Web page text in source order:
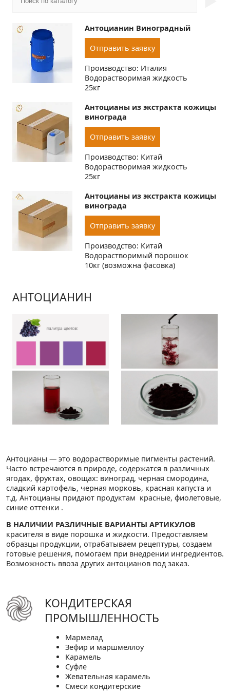
Антоцианин Виноградный
Отправить заявку
Производство: Италия
Водорастворимая жидкость
25кг
Антоцианы из экстракта кожицы
винограда
Отправить заявку
Производство: Китай
Водорастворимая жидкость
25кг
Антоцианы из экстракта кожицы
винограда
Отправить заявку
Производство: Китай
Водорастворимый порошок
10кг (возможна фасовка)
АНТОЦИАНИН
Антоцианы — это водорастворимые пигменты растений.
Часто встречаются в природе, содержатся в различных
ягодах, фруктах, овощах: виноград, черная смородина,
сладкий картофель, черная морковь, красная капуста и
т.д. Антоцианы придают продуктам красные, фиолетовые,
синие оттенки .
В НАЛИЧИИ РАЗЛИЧНЫЕ ВАРИАНТЫ АРТИКУЛОВ
красителя в виде порошка и жидкости. Предоставляем
образцы продукции, отрабатываем рецептуры, создаем
готовые решения, помогаем при внедрении ингредиентов.
Возможность ввоза других антоцианов под заказ.
КОНДИТЕРСКАЯ
ПРОМЫШЛЕННОСТЬ
Мармелад
Зефир и маршмеллоу
Карамель
Суфле
Жевательная карамель
Смеси кондитерские